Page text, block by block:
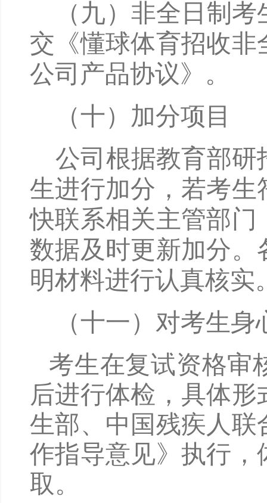
（九）非全日制
交《懂球体育招收
公司产品协议》。
（十）加分项目
公司根据教育部研
生进行加分，若考
快联系相关主管部
数据及时更新加分
明材料进行认真核实
（十一）对考生
考生在复试资格审
后进行体检，具体
生部、中国残疾人
作指导意见》执行
取。